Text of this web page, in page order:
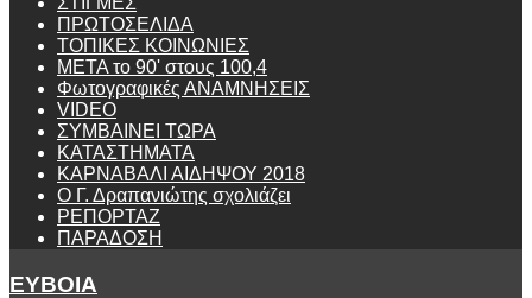
ΠΡΩΤΟΣΕΛΙΔΑ
ΤΟΠΙΚΕΣ ΚΟΙΝΩΝΙΕΣ
ΜΕΤΑ το 90' στους 100,4
Φωτογραφικές ΑΝΑΜΝΗΣΕΙΣ
VIDEO
ΣΥΜΒΑΙΝΕΙ ΤΩΡΑ
ΚΑΤΑΣΤΗΜΑΤΑ
ΚΑΡΝΑΒΑΛΙ ΑΙΔΗΨΟΥ 2018
Ο Γ. Δραπανιώτης σχολιάζει
ΡΕΠΟΡΤΑΖ
ΠΑΡΑΔΟΣΗ
ΕΥΒΟΙΑ